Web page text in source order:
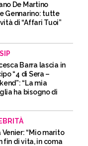
De Martino
Gennarino: tutte
di “Affari Tuoi”
Barra lascia in
“4 di Sera –
“La mia
ha bisogno di
Venier: “Mio marito
fin di vita, in coma